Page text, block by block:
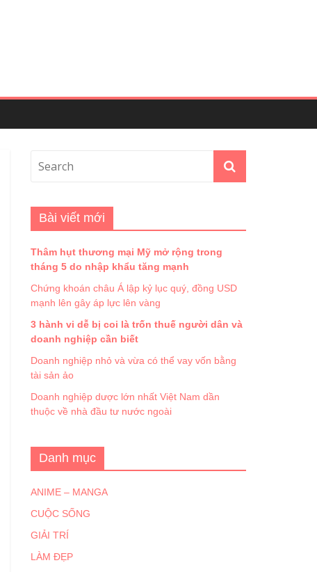
Bài viết mới
Thâm hụt thương mại Mỹ mở rộng trong
tháng 5 do nhập khẩu tăng mạnh
Chứng khoán châu Á lập kỷ lục quý, đồng USD
mạnh lên gây áp lực lên vàng
3 hành vi dễ bị coi là trốn thuế người dân và
doanh nghiệp cần biết
Doanh nghiệp nhỏ và vừa có thể vay vốn bằng
tài sản ảo
Doanh nghiệp dược lớn nhất Việt Nam dần
thuộc về nhà đầu tư nước ngoài
Danh mục
ANIME – MANGA
CUỘC SỐNG
GIẢI TRÍ
LÀM ĐẸP